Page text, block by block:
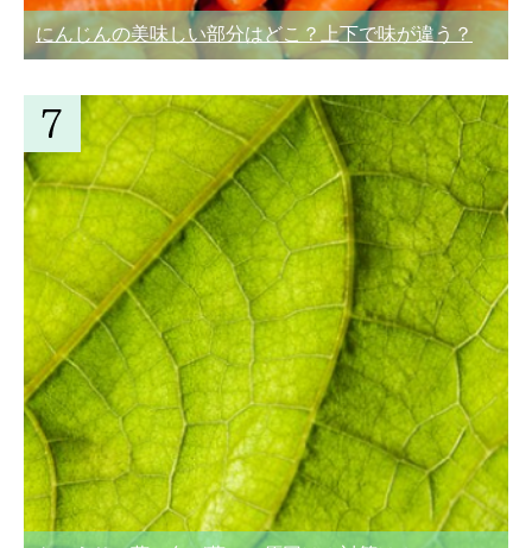
にんじんの美味しい部分はどこ？上下で味が違う？